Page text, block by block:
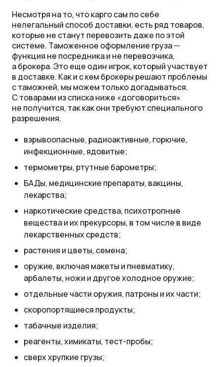
Несмотря на то, что карго сам по себе
нелегальный способ доставки, есть ряд товаров,
которые не станут перевозить даже по этой
системе. Таможенное оформление груза—
функция не посредника и не перевозчика,
а брокера. Это еще один игрок, который участвует
в доставке. Как и с кем брокеры решают проблемы
с таможней, мы можем только догадываться.
С товарами из списка ниже «договориться»
не получится, так как они требуют специального
разрешения.
взрывоопасные, радиоактивные, горючие,
инфекционные, ядовитые;
термометры, ртутные барометры;
БАДы, медицинские препараты, вакцины,
лекарства;
наркотические средства, психотропные
вещества и их прекурсоры, в том числе в виде
лекарственных средств;
растения и цветы, семена;
оружие, включая макеты и пневматику,
арбалеты, ножи и другое холодное оружие;
отдельные части оружия, патроны и их части;
скоропортящиеся продукты;
табачные изделия;
реагенты, химикаты, тест-пробы;
сверх хрупкие грузы;